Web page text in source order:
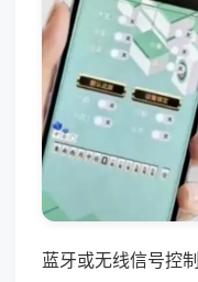
蓝牙或无线信号控